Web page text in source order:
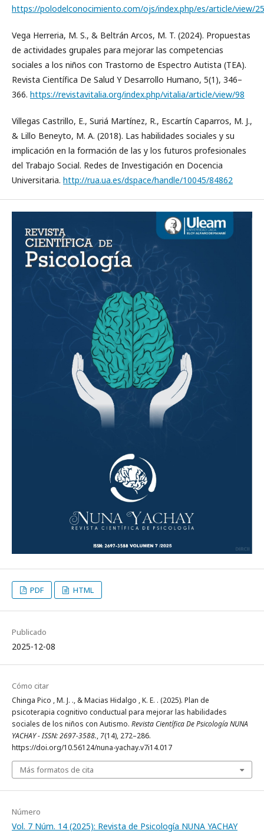
https://polodelconocimiento.com/ojs/index.php/es/article/view/
Vega Herreria, M. S., & Beltrán Arcos, M. T. (2024). Propuestas
de actividades grupales para mejorar las competencias
sociales a los niños con Trastorno de Espectro Autista (TEA).
Revista Científica De Salud Y Desarrollo Humano, 5(1), 346–
366. https://revistavitalia.org/index.php/vitalia/article/view/98
Villegas Castrillo, E., Suriá Martínez, R., Escartín Caparros, M. J.,
& Lillo Beneyto, M. A. (2018). Las habilidades sociales y su
implicación en la formación de las y los futuros profesionales
del Trabajo Social. Redes de Investigación en Docencia
Universitaria. http://rua.ua.es/dspace/handle/10045/84862
PDF HTML
Publicado
2025-12-08
Cómo citar
Chinga Pico , M. J. ., & Macias Hidalgo , K. E. . (2025). Plan de
psicoterapia cognitivo conductual para mejorar las habilidades
sociales de los niños con Autismo. Revista Científica De Psicología NUNA
YACHAY - ISSN: 2697-3588., 7(14), 272–286.
https://doi.org/10.56124/nuna-yachay.v7i14.017
Más formatos de cita
Número
Vol. 7 Núm. 14 (2025): Revista de Psicología NUNA YACHAY